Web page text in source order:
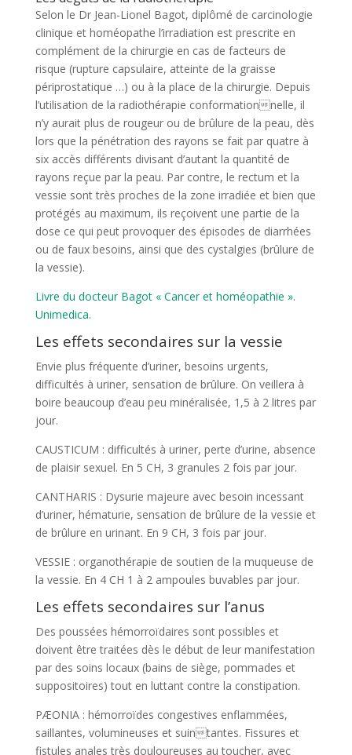
Selon le Dr Jean-Lionel Bagot, diplômé de carcinologie
clinique et homéopathe l’irradiation est prescrite en
complément de la chirurgie en cas de facteurs de
risque (rupture capsulaire, atteinte de la graisse
périprostatique …) ou à la place de la chirurgie. Depuis
l’utilisation de la radiothérapie conformationnelle, il
n’y aurait plus de rougeur ou de brûlure de la peau, dès
lors que la pénétration des rayons se fait par quatre à
six accès différents divisant d’autant la quantité de
rayons reçue par la peau. Par contre, le rectum et la
vessie sont très proches de la zone irradiée et bien que
protégés au maximum, ils reçoivent une partie de la
dose ce qui peut provoquer des épisodes de diarrhées
ou de faux besoins, ainsi que des cystalgies (brûlure de
la vessie).
Livre du docteur Bagot « Cancer et homéopathie ».
Unimedica.
Les effets secondaires sur la vessie
Envie plus fréquente d’uriner, besoins urgents,
difficultés à uriner, sensation de brûlure. On veillera à
boire beaucoup d’eau peu minéralisée, 1,5 à 2 litres par
jour.
CAUSTICUM : difficultés à uriner, perte d’urine, absence
de plaisir sexuel. En 5 CH, 3 granules 2 fois par jour.
CANTHARIS : Dysurie majeure avec besoin incessant
d’uriner, hématurie, sensation de brûlure de la vessie et
de brûlure en urinant. En 9 CH, 3 fois par jour.
VESSIE : organothérapie de soutien de la muqueuse de
la vessie. En 4 CH 1 à 2 ampoules buvables par jour.
Les effets secondaires sur l’anus
Des poussées hémorroïdaires sont possibles et
doivent être traitées dès le début de leur manifestation
par des soins locaux (bains de siège, pommades et
suppositoires) tout en luttant contre la constipation.
PÆONIA : hémorroïdes congestives enflammées,
saillantes, volumineuses et suintantes. Fissures et
fistules anales très douloureuses au toucher, avec